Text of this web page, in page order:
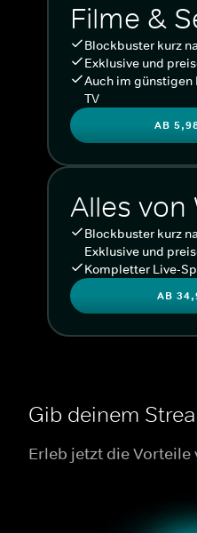
Filme &
Blockbuster kurz
Exklusive und
Auch im
TV
AB
Alles von
Blockbuster kurz
Exklusive und
Kompletter Live-
AB
Gib deinem
Erleb jetzt die Vorteile